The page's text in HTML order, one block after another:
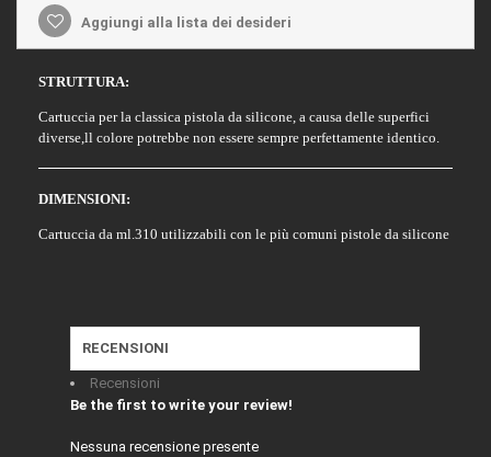
Aggiungi alla lista dei desideri
STRUTTURA:
Cartuccia per la classica pistola da silicone, a causa delle superfici
diverse,ll colore potrebbe non essere sempre perfettamente identico.
DIMENSIONI:
Cartuccia da ml.310 utilizzabili con le più comuni pistole da silicone
RECENSIONI
Recensioni
Be the first to write your review!
Nessuna recensione presente